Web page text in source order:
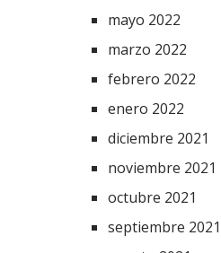
mayo 2022
marzo 2022
febrero 2022
enero 2022
diciembre 2021
noviembre 2021
octubre 2021
septiembre 2021